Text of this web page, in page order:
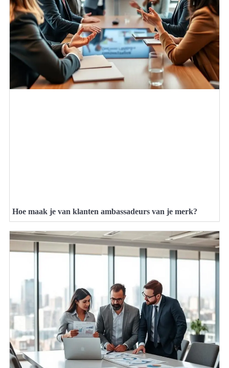
Hoe maak je van klanten ambassadeurs van je merk?